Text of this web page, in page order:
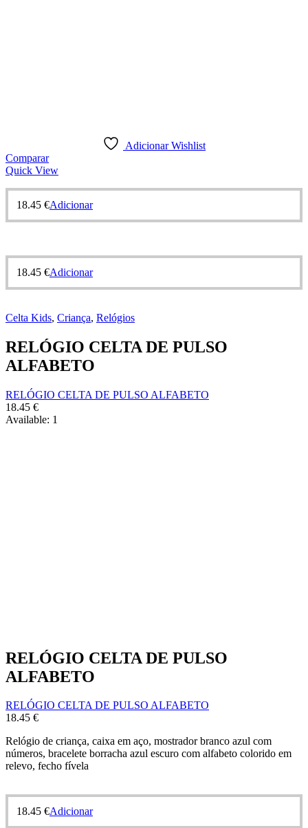
Adicionar Wishlist
Comparar
Quick View
18.45 €Adicionar
18.45 €Adicionar
Celta Kids, Criança, Relógios
RELÓGIO CELTA DE PULSO
ALFABETO
RELÓGIO CELTA DE PULSO ALFABETO
18.45 €
Available: 1
RELÓGIO CELTA DE PULSO
ALFABETO
RELÓGIO CELTA DE PULSO ALFABETO
18.45 €
Relógio de criança, caixa em aço, mostrador branco azul com
números, bracelete borracha azul escuro com alfabeto colorido em
relevo, fecho fívela
18.45 €Adicionar